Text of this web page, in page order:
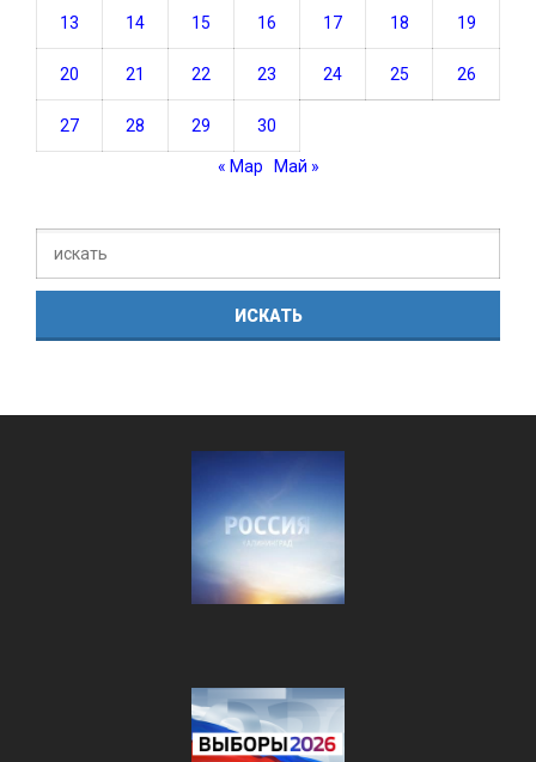
13 14 15 16 17 18 19
20 21 22 23 24 25 26
27 28 29 30
« Мар Май »